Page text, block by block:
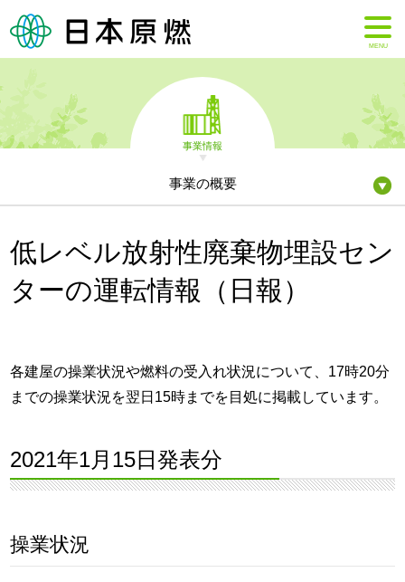
MENU
事業情報
事業の概要
低レベル放射性廃棄物埋設セン
ターの運転情報（日報）
各建屋の操業状況や燃料の受入れ状況について、17時20分
までの操業状況を翌日15時までを目処に掲載しています。
2021年1月15日発表分
操業状況